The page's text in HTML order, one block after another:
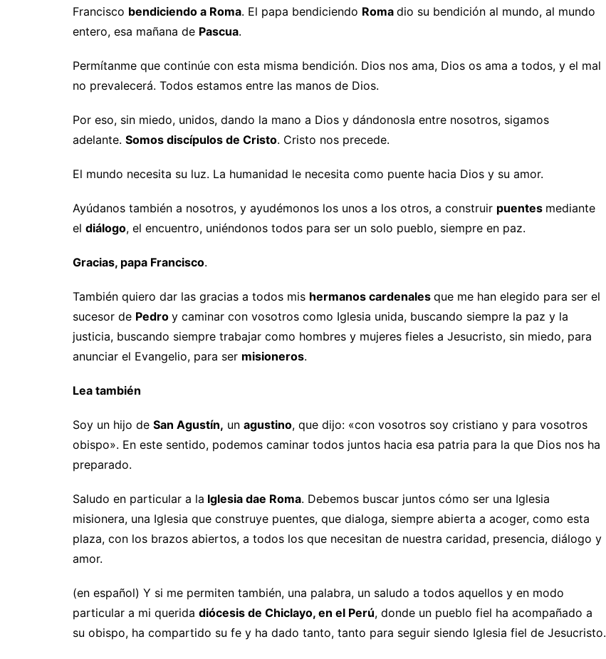
Francisco bendiciendo a Roma. El papa bendiciendo Roma dio su bendición al mundo, al mundo
entero, esa mañana de Pascua.
Permítanme que continúe con esta misma bendición. Dios nos ama, Dios os ama a todos, y el mal
no prevalecerá. Todos estamos entre las manos de Dios.
Por eso, sin miedo, unidos, dando la mano a Dios y dándonosla entre nosotros, sigamos
adelante. Somos discípulos de Cristo. Cristo nos precede.
El mundo necesita su luz. La humanidad le necesita como puente hacia Dios y su amor.
Ayúdanos también a nosotros, y ayudémonos los unos a los otros, a construir puentes mediante
el diálogo, el encuentro, uniéndonos todos para ser un solo pueblo, siempre en paz.
Gracias, papa Francisco.
También quiero dar las gracias a todos mis hermanos cardenales que me han elegido para ser el
sucesor de Pedro y caminar con vosotros como Iglesia unida, buscando siempre la paz y la
justicia, buscando siempre trabajar como hombres y mujeres fieles a Jesucristo, sin miedo, para
anunciar el Evangelio, para ser misioneros.
Lea también
Soy un hijo de San Agustín, un agustino, que dijo: «con vosotros soy cristiano y para vosotros
obispo». En este sentido, podemos caminar todos juntos hacia esa patria para la que Dios nos ha
preparado.
Saludo en particular a la Iglesia dae Roma. Debemos buscar juntos cómo ser una Iglesia
misionera, una Iglesia que construye puentes, que dialoga, siempre abierta a acoger, como esta
plaza, con los brazos abiertos, a todos los que necesitan de nuestra caridad, presencia, diálogo y
amor.
(en español) Y si me permiten también, una palabra, un saludo a todos aquellos y en modo
particular a mi querida diócesis de Chiclayo, en el Perú, donde un pueblo fiel ha acompañado a
su obispo, ha compartido su fe y ha dado tanto, tanto para seguir siendo Iglesia fiel de Jesucristo.